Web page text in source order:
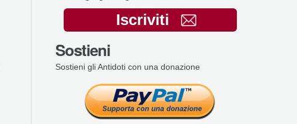
Iscriviti
Sostieni
Sostieni gli Antidoti con una donazione